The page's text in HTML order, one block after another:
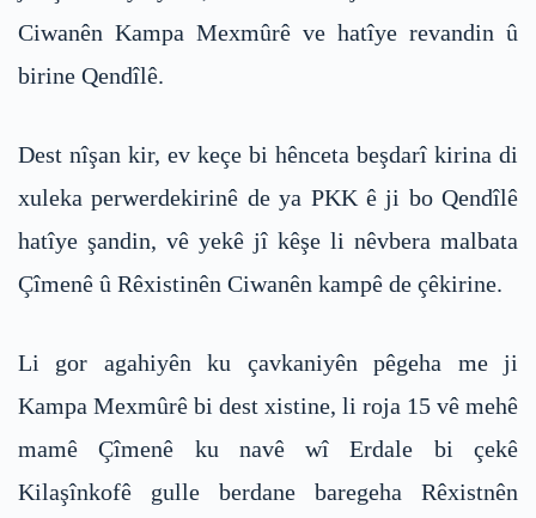
Ciwanên Kampa Mexmûrê ve hatîye revandin û
birine Qendîlê.
Dest nîşan kir, ev keçe bi hênceta beşdarî kirina di
xuleka perwerdekirinê de ya PKK ê ji bo Qendîlê
hatîye şandin, vê yekê jî kêşe li nêvbera malbata
Çîmenê û Rêxistinên Ciwanên kampê de çêkirine.
Li gor agahiyên ku çavkaniyên pêgeha me ji
Kampa Mexmûrê bi dest xistine, li roja 15 vê mehê
mamê Çîmenê ku navê wî Erdale bi çekê
Kilaşînkofê gulle berdane baregeha Rêxistnên